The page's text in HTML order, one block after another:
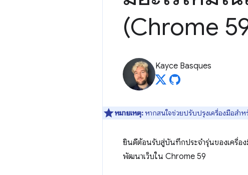
(Chrome
Kayce Basques
หมายเหตุ: หากสนใจช่วยปรับปรุงเครื่องมือสำ
ยินดีต้อนรับสู่บันทึกประจำรุ่นของเครื่อ
พัฒนาเว็บใน Chrome 59